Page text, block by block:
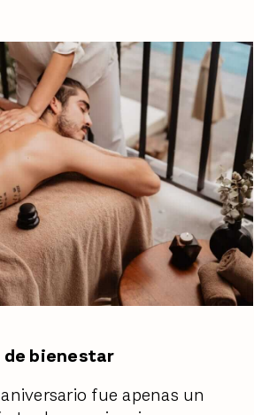
bienestar
fue apenas un